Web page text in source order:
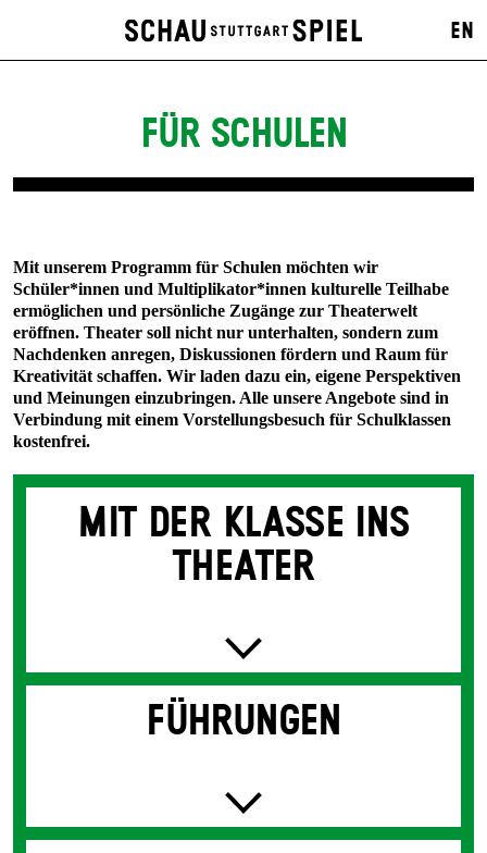
EN
FÜR SCHULEN
Mit unserem Programm für Schulen möchten wir
Schüler*innen und Multiplikator*innen kulturelle Teilhabe
ermöglichen und persönliche Zugänge zur Theaterwelt
eröffnen. Theater soll nicht nur unterhalten, sondern zum
Nachdenken anregen, Diskussionen fördern und Raum für
Kreativität schaffen. Wir laden dazu ein, eigene Perspektiven
und Meinungen einzubringen. Alle unsere Angebote sind in
Verbindung mit einem Vorstellungsbesuch für Schulklassen
kostenfrei.
MIT DER KLASSE INS
THEATER
FÜHRUNGEN